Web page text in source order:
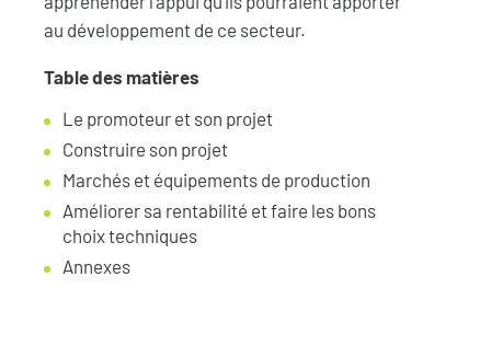
au développement de ce secteur.
Table des matières
Le promoteur et son projet
Construire son projet
Marchés et équipements de production
Améliorer sa rentabilité et faire les bons
choix techniques
Annexes